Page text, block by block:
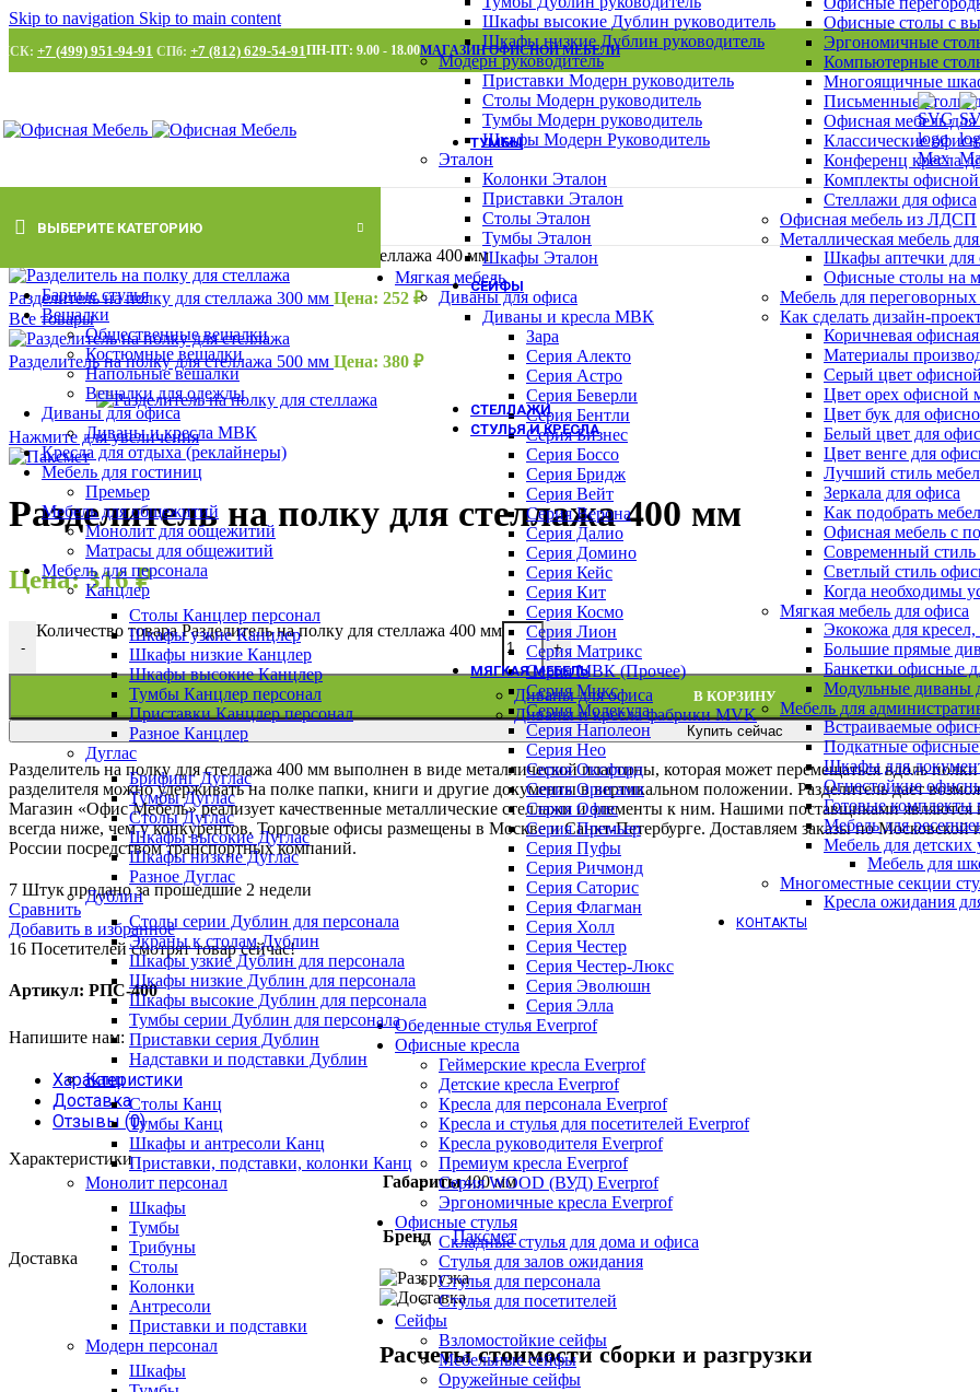
Skip to navigation Skip to main content
+7 (499) 951-94-91 СПб: +7 (812) 629-54-91ПН-ПТ: 9.00 - 18.00МАГАЗИН ОФИСНОЙ МЕБЕЛИ
Офисные столы с
Эргономичные
Компьютерные
Многоящичные
Письменные столы
Офисная мебель для
Классические
Конференц кресла
Комплекты
Стеллажи для офиса
Офисная мебель из ЛДСП
Металлическая мебель
Шкафы аптечки для
Офисные столы на
Мебель для переговорных
Как сделать дизайн-
Коричневая
Материалы
Серый цвет
Цвет орех офисной
Цвет бук для
Белый цвет для
Цвет венге для
Лучший стиль
Зеркала для офиса
Как подобрать
Офисная мебель с
Современный стиль
Светлый стиль
Когда необходимы
Мягкая мебель для офиса
Экокожа для
Большие прямые
Банкетки офисные
Модульные диваны
Мебель для
Встраиваемые
Подкатные
Шкафы для
Огнестойкие
Готовые комплекты
Мебель для
Мебель для
Мебель для
Многоместные секции
Кресла ожидания
КОНТАКТЫ
Шкафы высокие Дублин руководитель
Шкафы низкие Дублин руководитель
Модерн руководитель
Приставки Модерн руководитель
Столы Модерн руководитель
Тумбы Модерн руководитель
Шкафы Модерн Руководитель
Эталон
Колонки Эталон
Приставки Эталон
Столы Эталон
Тумбы Эталон
Шкафы Эталон
Мягкая мебель
Диваны для офиса
Диваны и кресла МВК
Зара
Серия Алекто
Серия Астро
Серия Беверли
Серия Бентли
Серия Бизнес
Серия Боссо
Серия Бридж
Серия Вейт
Серия Верона
Серия Далио
Серия Домино
Серия Кейс
Серия Кит
Серия Космо
Серия Лион
Серия Матрикс
Серия МВК (Прочее)
Серия Микс
Серия Молекула
Серия Наполеон
Серия Нео
Серия Оксфорд
Серия Оригами
Серия Офис
Серия Премьер
Серия Пуфы
Серия Ричмонд
Серия Саторис
Серия Флагман
Серия Холл
Серия Честер
Серия Честер-Люкс
Серия Эволюшн
Серия Элла
Обеденные стулья Everprof
Офисные кресла
Геймерские кресла Everprof
Детские кресла Everprof
Кресла для персонала Everprof
Кресла и стулья для посетителей Everprof
Кресла руководителя Everprof
Премиум кресла Everprof
Серия WOOD (ВУД) Everprof
Эргономичные кресла Everprof
Офисные стулья
Складные стулья для дома и офиса
Стулья для залов ожидания
Стулья для персонала
Стулья для посетителей
Сейфы
Взломостойкие сейфы
Мебельные сейфы
Оружейные сейфы
ВЫБЕРИТЕ КАТЕГОРИЮ
Барные стулья
Вешалки
Общественные вешалки
Костюмные вешалки
Напольные вешалки
Вешалки для одежды
Диваны для офиса
Диваны и кресла МВК
Кресла для отдыха (реклайнеры)
Мебель для гостиниц
Премьер
Мебель для общежитий
Монолит для общежитий
Матрасы для общежитий
Мебель для персонала
Канцлер
Столы Канцлер персонал
Шкафы узкие Канцлер
Шкафы низкие Канцлер
Шкафы высокие Канцлер
Тумбы Канцлер персонал
Приставки Канцлер персонал
Разное Канцлер
Дуглас
Брифинг Дуглас
Тумбы Дуглас
Столы Дуглас
Шкафы высокие Дуглас
Шкафы низкие Дуглас
Разное Дуглас
Дублин
Столы серии Дублин для персонала
Экраны к столам Дублин
Шкафы узкие Дублин для персонала
Шкафы низкие Дублин для персонала
Шкафы высокие Дублин для персонала
Тумбы серии Дублин для персонала
Приставки серия Дублин
Надставки и подставки Дублин
Канц
Столы Канц
Тумбы Канц
Шкафы и антресоли Канц
Приставки, подставки, колонки Канц
Монолит персонал
Шкафы
Тумбы
Трибуны
Столы
Колонки
Антресоли
Приставки и подставки
Модерн персонал
Шкафы
Шкафы Эталон
Шкафы для сумок
Архивные шкафы
Бухгалтерские шкафы
Картотечные шкафы
Шкафы для раздевалок
Смотреть все шкафыВСЕ ШКАФЫ
ТУМБЫ
Тумбы Эталон
Тумбы Модерн персонал
Тумбы Модерн руководитель
Тумбы монолит персонал
Смотреть все тумбы
СЕЙФЫ
Взломостойкие сейфы
Офисно-мебельные сейфы
Офисные сейфы
Мебельные сейфы
Оружейные сейфы
СТЕЛЛАЖИ
СТУЛЬЯ И КРЕСЛА
Кресла для персонала
Кресла руководителя
Барные стулья
Геймерские кресла
Детские кресла
Кресла для отдыха
Кресла и стулья для посетителей
Обеденные стулья
Премиум кресла
Серия WOOD (ВУД)
Офисные стулья
МЯГКАЯ МЕБЕЛЬ
Диваны для офиса
Диваны и кресла фабрики MVK
Разделитель на полку для стеллажа 400 мм
Разделитель на полку для стеллажа 300 мм Цена: 252 ₽
Все товары
Разделитель на полку для стеллажа 500 мм Цена: 380 ₽
Нажмите для увеличения
Разделитель на полку для стеллажа 400 мм
Цена:316₽
-
Количество товара Разделитель на полку для стеллажа 400 мм
+
В КОРЗИНУ
Купить сейчас
Разделитель на полку для стеллажа 400 мм выполнен в виде металлической пластины, которая может перемещаться вдоль
разделителя можно удерживать на полке папки, книги и другие документы в вертикальном положении. Разделитель дает
Магазин «Офис Мебель» реализует качественные металлические стеллажи и элементы к ним. Нашими поставщиками являются
всегда ниже, чем у конкурентов. Торговые офисы размещены в Москве и Санкт-Петербурге. Доставляем заказы по Московской
России посредством транспортных компаний.
7 Штук продано за прошедшие 2 недели
Сравнить
Добавить в избранное
16 Посетителей смотрят товар сейчас!
Артикул: РПС-400
Напишите нам:
Характеристики
Доставка
Отзывы (0)
Характеристики
Габариты400 мм
Бренд
Паксмет
Доставка
Расчеты стоимости сборки и разгрузки